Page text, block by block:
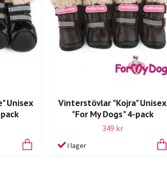
Unisex
Vinterstövlar "Kojra" Unisex
"For My Dogs" 4-pack
349 kr
I lager